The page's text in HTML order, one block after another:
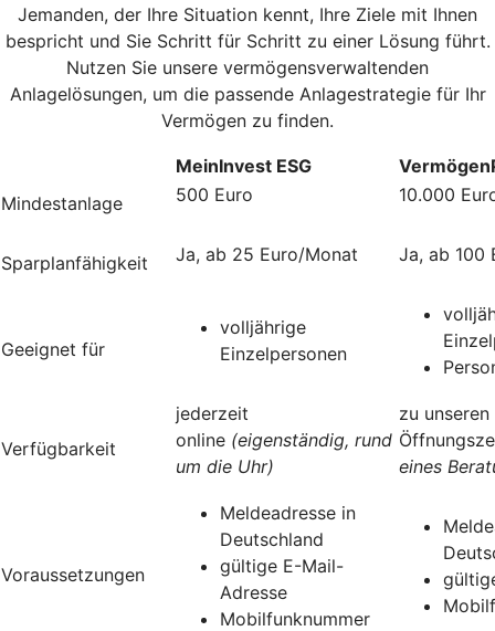
Jemanden, der Ihre Situation kennt, Ihre Ziele mit Ihnen
bespricht und Sie Schritt für Schritt zu einer Lösung führt.
Nutzen Sie unsere vermögensverwaltenden
Anlagelösungen, um die passende Anlagestrategie für Ihr
Vermögen zu finden.
MeinInvest ESG
Mindestanlage
500 Euro 10.000
Sparplanfähigkeit Ja, ab 25 Euro/Monat Ja, ab 100
Geeignet für
volljährige
Einzelpersonen
Verfügbarkeit
jederzeit
online (eigenständig, rund
um die Uhr)
zu unseren
eines
Voraussetzungen
Meldeadresse in
Deutschland
gültige E-Mail-
Adresse
Mobilfunknummer